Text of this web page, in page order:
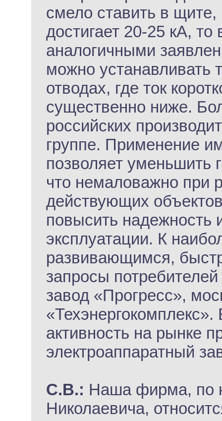
смело ставить в щите,
достигает 20-25 кА,
аналогичными
можно устанавливать
отводах, где ток
существенно ниже.
российских
группе. Применение
позволяет уменьшить
что немаловажно при
действующих
повысить надежность
эксплуатации. К
развивающимся,
запросы
завод «Прогресс»,
активность на рынке
электроаппаратный
С.В.: Наша фирма, по
Николаевича,